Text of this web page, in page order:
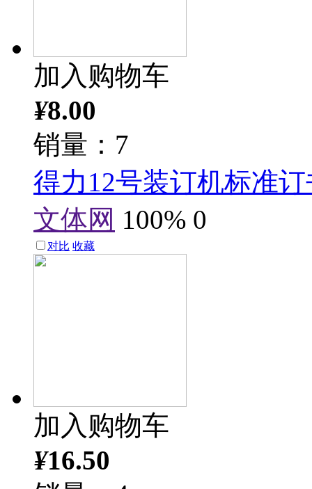
加入购物车
¥8.00
销量：7
得力12号装订机标准
文体网 100% 0
对比 收藏
加入购物车
¥16.50